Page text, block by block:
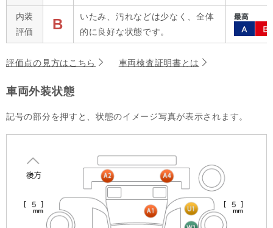
内装
評価
B
いたみ、汚れなどは少なく、全体
的に良好な状態です。
評価点の見方はこちら 車両検査証明書とは
車両外装状態
記号の部分を押すと、状態のイメージ写真が表示されます。